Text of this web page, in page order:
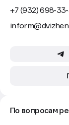
+7 (932) 698-
По вопросам